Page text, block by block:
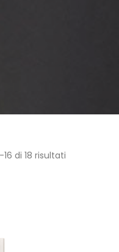
di 18 risultati